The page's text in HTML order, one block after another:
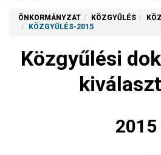
ÖNKORMÁNYZAT KÖZGYŰLÉS
KÖZGYŰLÉS-2015
Közgyűlési
2015